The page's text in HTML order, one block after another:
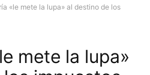
«le mete la lupa» al destino de los
mete la lupa»